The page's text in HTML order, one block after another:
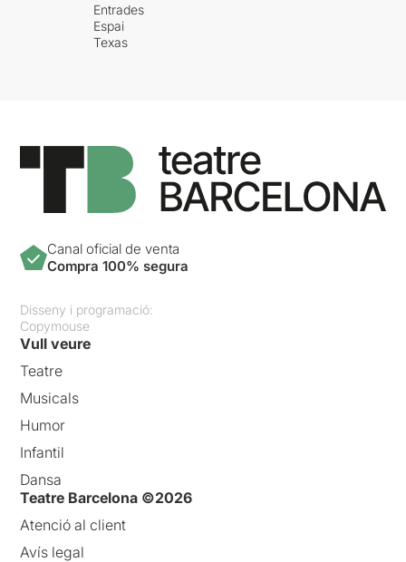
Entrades
Espai
Texas
Canal oficial de venta
Compra 100% segura
Disseny i programació:
Copymouse
Vull veure
Teatre
Musicals
Humor
Infantil
Dansa
Teatre Barcelona ©2026
Atenció al client
Avís legal